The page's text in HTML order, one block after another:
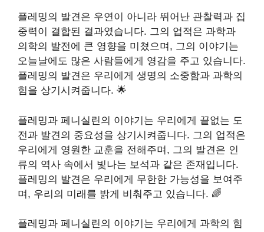
플레밍의 발견은 우연이 아니라 뛰어난 관찰력과 집
중력이 결합된 결과였습니다. 그의 업적은 과학과
의학의 발전에 큰 영향을 미쳤으며, 그의 이야기는
오늘날에도 많은 사람들에게 영감을 주고 있습니다.
플레밍의 발견은 우리에게 생명의 소중함과 과학의
힘을 상기시켜줍니다. 🌟
플레밍과 페니실린의 이야기는 우리에게 끝없는 도
전과 발견의 중요성을 상기시켜줍니다. 그의 업적은
우리에게 영원한 교훈을 전해주며, 그의 발견은 인
류의 역사 속에서 빛나는 보석과 같은 존재입니다.
플레밍의 발견은 우리에게 무한한 가능성을 보여주
며, 우리의 미래를 밝게 비춰주고 있습니다. 🌈
플레밍과 페니실린의 이야기는 우리에게 과학의 힘